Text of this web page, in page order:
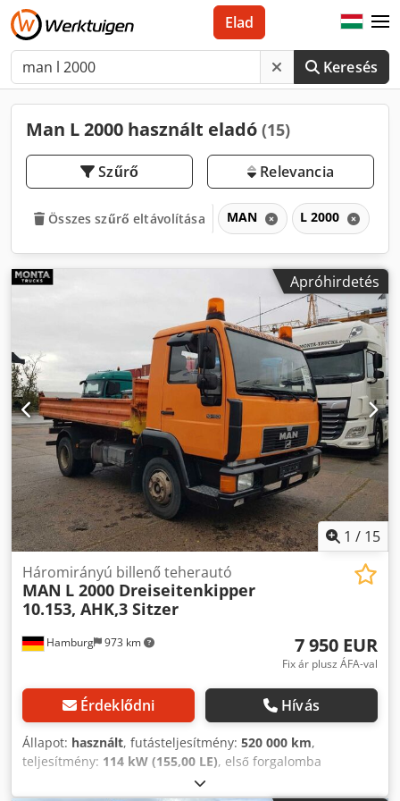
Keresés
Elad
Man L 2000 használt eladó (15)
Szűrő Relevancia
Összes szűrő eltávolítása MAN L 2000
Apróhirdetés
1 / 15
Hamburg 973 km
Háromirányú billenő teherautó
MAN L 2000 Dreiseitenkipper
10.153, AHK,3 Sitzer
7 950 EUR
Fix ár plusz ÁFA-val
Érdeklődni Hívás
Állapot: használt, futásteljesítmény: 520 000 km,
teljesítmény: 114 kW (155,00 LE), első forgalomba
, üzemanyagtípus: